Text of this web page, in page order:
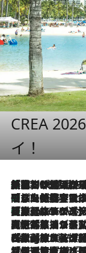
CREA
イ！
2026.8.6
「荷物が増えるほど旅ストレスは増す」美容ジャーナリストがたどり着いた最終結論。“化粧品を劇的に減らす”感動の凝縮美容とは
2026.8.6
「旅先には金髪ウィッグを持参」日本と同じメイクでは損してる!? 美容ジャーナリストが提案する“掟破り
2026.8.6
【厳選旅コスメ】「身軽さ＆UV対策重視！」ヘアアーティストshucoが選んだ夏旅ベストコスメを発表【Mサイズジップ】
2026.8.5
【厳選旅コスメ】国内をあちこち移動する河井菜摘が選んだ夏旅ベストコスメ発表！「リラックスアイテムはマスト
2026.8.4
【厳選旅コスメ】「紫外線＆乾燥対策しながらメイク感も！」ヘア＆メイクGeorgeが選んだ夏旅ベストコスメを発表！【Mサイズジップ】